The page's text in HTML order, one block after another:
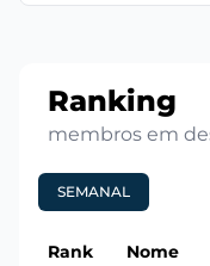
Ranking
membros em
SEMANAL
Rank Nome